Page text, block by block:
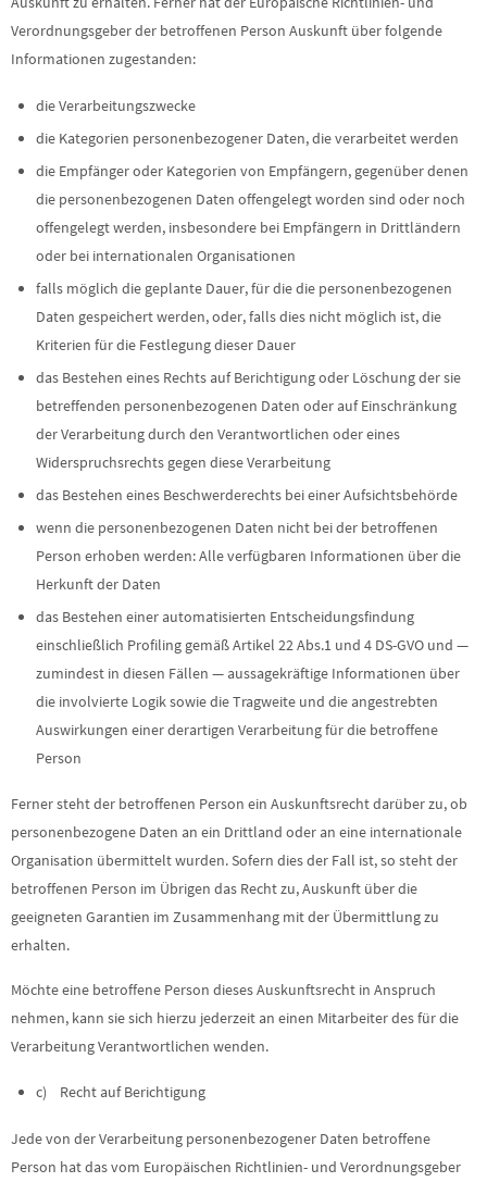
Verordnungsgeber der betroffenen Person Auskunft über folgende
Informationen zugestanden:
die Verarbeitungszwecke
die Kategorien personenbezogener Daten, die verarbeitet werden
die Empfänger oder Kategorien von Empfängern, gegenüber denen
die personenbezogenen Daten offengelegt worden sind oder noch
offengelegt werden, insbesondere bei Empfängern in Drittländern
oder bei internationalen Organisationen
falls möglich die geplante Dauer, für die die personenbezogenen
Daten gespeichert werden, oder, falls dies nicht möglich ist, die
Kriterien für die Festlegung dieser Dauer
das Bestehen eines Rechts auf Berichtigung oder Löschung der sie
betreffenden personenbezogenen Daten oder auf Einschränkung
der Verarbeitung durch den Verantwortlichen oder eines
Widerspruchsrechts gegen diese Verarbeitung
das Bestehen eines Beschwerderechts bei einer Aufsichtsbehörde
wenn die personenbezogenen Daten nicht bei der betroffenen
Person erhoben werden: Alle verfügbaren Informationen über die
Herkunft der Daten
das Bestehen einer automatisierten Entscheidungsfindung
einschließlich Profiling gemäß Artikel 22 Abs.1 und 4 DS-GVO und —
zumindest in diesen Fällen — aussagekräftige Informationen über
die involvierte Logik sowie die Tragweite und die angestrebten
Auswirkungen einer derartigen Verarbeitung für die betroffene
Person
Ferner steht der betroffenen Person ein Auskunftsrecht darüber zu, ob
personenbezogene Daten an ein Drittland oder an eine internationale
Organisation übermittelt wurden. Sofern dies der Fall ist, so steht der
betroffenen Person im Übrigen das Recht zu, Auskunft über die
geeigneten Garantien im Zusammenhang mit der Übermittlung zu
erhalten.
Möchte eine betroffene Person dieses Auskunftsrecht in Anspruch
nehmen, kann sie sich hierzu jederzeit an einen Mitarbeiter des für die
Verarbeitung Verantwortlichen wenden.
c) Recht auf Berichtigung
Jede von der Verarbeitung personenbezogener Daten betroffene
Person hat das vom Europäischen Richtlinien- und Verordnungsgeber